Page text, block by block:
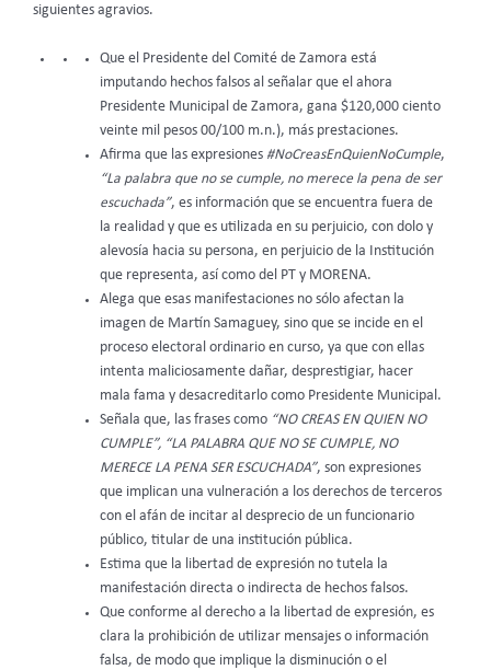
siguientes agravios.
Que el Presidente del Comité de Zamora está
imputando hechos falsos al señalar que el ahora
Presidente Municipal de Zamora, gana $120,000 ciento
veinte mil pesos 00/100 m.n.), más prestaciones.
Afirma que las expresiones #NoCreasEnQuienNoCumple,
“La palabra que no se cumple, no merece la pena de ser
escuchada”, es información que se encuentra fuera de
la realidad y que es utilizada en su perjuicio, con dolo y
alevosía hacia su persona, en perjuicio de la Institución
que representa, así como del PT y MORENA.
Alega que esas manifestaciones no sólo afectan la
imagen de Martín Samaguey, sino que se incide en el
proceso electoral ordinario en curso, ya que con ellas
intenta maliciosamente dañar, desprestigiar, hacer
mala fama y desacreditarlo como Presidente Municipal.
Señala que, las frases como “NO CREAS EN QUIEN NO
CUMPLE”, “LA PALABRA QUE NO SE CUMPLE, NO
MERECE LA PENA SER ESCUCHADA”, son expresiones
que implican una vulneración a los derechos de terceros
con el afán de incitar al desprecio de un funcionario
público, titular de una institución pública.
Estima que la libertad de expresión no tutela la
manifestación directa o indirecta de hechos falsos.
Que conforme al derecho a la libertad de expresión, es
clara la prohibición de utilizar mensajes o información
falsa, de modo que implique la disminución o el